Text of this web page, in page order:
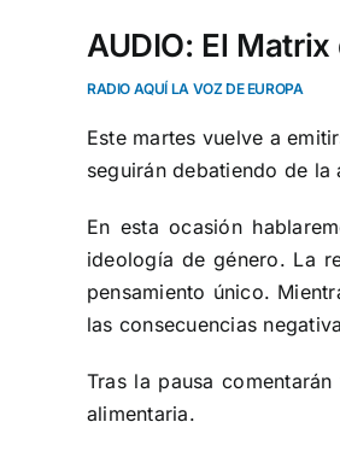
AUDIO: El
RADIO AQUÍ LA VOZ DE EUROPA
Este martes vuelve a
seguirán debatiendo de
En esta ocasión
ideología de género. La
pensamiento único.
las consecuencias
Tras la pausa
alimentaria.